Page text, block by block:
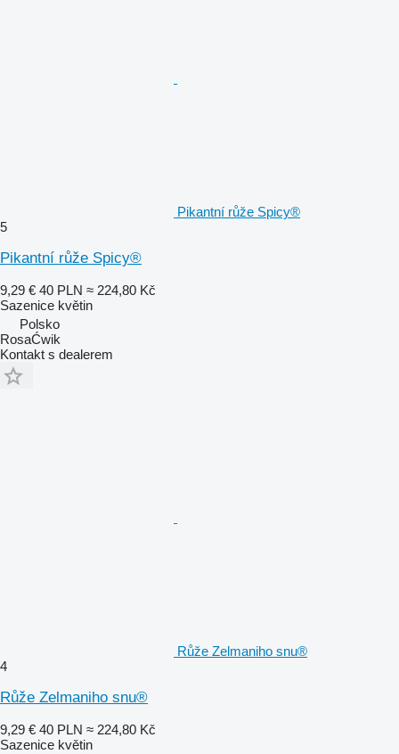
Pikantní růže Spicy®
5
Pikantní růže Spicy®
9,29 € 40 PLN ≈ 224,80 Kč
Sazenice květin
Polsko
RosaĆwik
Kontakt s dealerem
Růže Zelmaniho snu®
4
Růže Zelmaniho snu®
9,29 € 40 PLN ≈ 224,80 Kč
Sazenice květin